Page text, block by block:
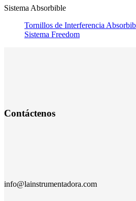
Sistema Absorbible
Tornillos de Interferencia
Sistema Freedom
Contáctenos
info@lainstrumentadora.com